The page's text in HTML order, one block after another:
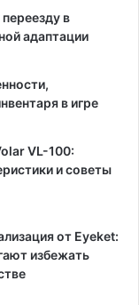
в
адаптации
в игре
VL-100:
и советы
от Eyeket:
избежать